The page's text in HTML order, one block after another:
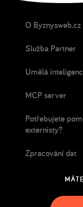
O Byznysweb.cz
Služba Partner
Umělá
MCP server
Potřebujete
externisty?
Zpracování dat